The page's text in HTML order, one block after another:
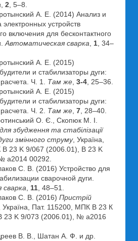
2 , 5–8.
А. Е. (2014) Анализ и
электронных устройств
включения для бесконтактного
Автоматическая сварка 1 , 34–
А. Е. (2015)
и стабилизаторы дуги:
Ч. 1. Там же 3-4 , 25–36.
А. Е. (2015)
и стабилизаторы дуги:
Ч. 2. Там же 7 , 28–40.
О. Є., Скопюк М. І.
збудження та стабілізації
змінного струму, Україна,
23 K 9/067 (2006.01), B 23 K
а2014 00292.
С. В. (2016) Устройство для
сварочной дуги.
11 , 48–51.
С. В. (2016) Пристрій
, Украïна, Пат. 115200, МПК В 23 К
23 K 9/073 (2006.01), № а2016
В. В., Шатан А. Ф. и др.